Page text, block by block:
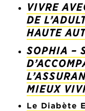
VIVRE
DE
HAUTE
SOPHIA –
MIEUX
Le Diabète